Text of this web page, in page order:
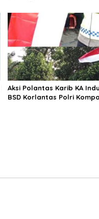
Aksi Polantas Karib KA
BSD Korlantas Polri